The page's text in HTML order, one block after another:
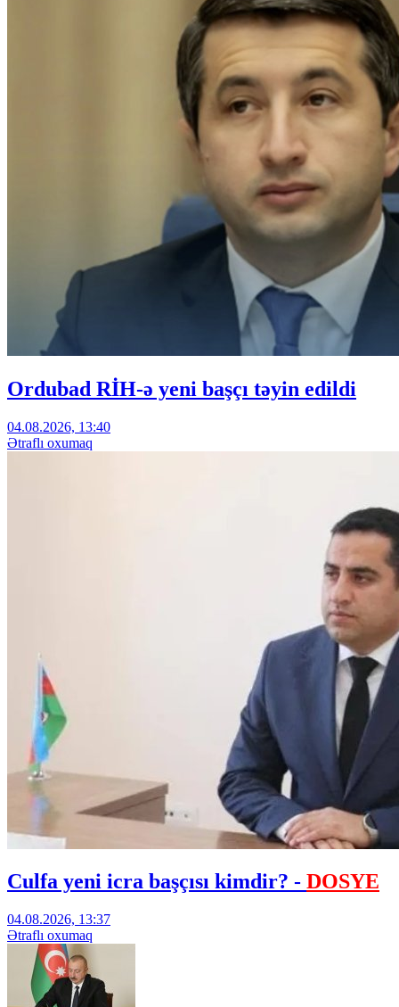
Ordubad RİH-ə yeni başçı təyin edildi
04.08.2026, 13:40
Ətraflı oxumaq
Culfa yeni icra başçısı kimdir? - DOSYE
04.08.2026, 13:37
Ətraflı oxumaq